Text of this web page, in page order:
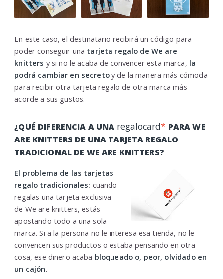
En este caso, el destinatario recibirá un código para
poder conseguir una tarjeta regalo de We are
knitters y si no le acaba de convencer esta marca, la
podrá cambiar en secretoy de la manera más cómoda
para recibir otra tarjeta regalo de otra marca más
acorde a sus gustos.
¿QUÉ DIFERENCIA A UNA regalocard* PARA WE
ARE KNITTERS DE UNA TARJETA REGALO
TRADICIONAL DE WE ARE KNITTERS?
El problema de las tarjetas
regalo tradicionales: cuando
regalas una tarjeta exclusiva
de We are knitters, estás
apostando todo a una sola
marca. Si a la persona no le interesa esa tienda, no le
convencen sus productos o estaba pensando en otra
cosa, ese dinero acaba bloqueado o, peor, olvidado en
un cajón.